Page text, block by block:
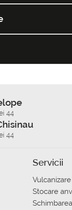
44
44
Servicii
Stocare